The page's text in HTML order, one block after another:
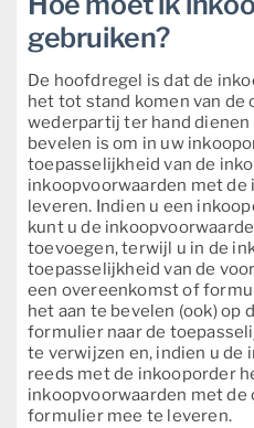
gebruiken?
De hoofdregel is dat de
het tot stand komen van de
wederpartij ter hand
bevelen is om in uw
toepasselijkheid van de
inkoopvoorwaarden met de
leveren. Indien u een
kunt u de
toevoegen, terwijl u in de
toepasselijkheid van de
een overeenkomst of
het aan te bevelen (ook) op
formulier naar de
te verwijzen en, indien u de
reeds met de inkooporder
inkoopvoorwaarden met
formulier mee te leveren.